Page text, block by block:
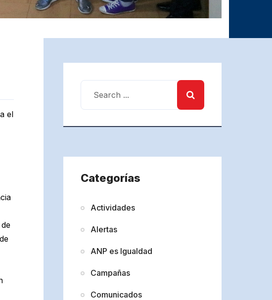
el
Categorías
Actividades
Alertas
ANP es Igualdad
Campañas
Comunicados